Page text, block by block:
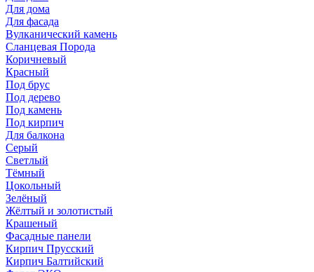
Для дома
Для фасада
Вулканический камень
Сланцевая Порода
Коричневый
Красный
Под брус
Под дерево
Под камень
Под кирпич
Для балкона
Серый
Светлый
Тёмный
Цокольный
Зелёный
Жёлтый и золотистый
Крашеный
Фасадные панели
Кирпич Прусский
Кирпич Балтийский